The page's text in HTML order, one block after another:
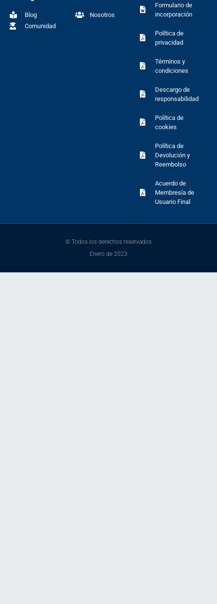
Blog
Comunidad
Nosotros
Formulario de
incorporación
Política de
privacidad
Términos y
condiciones
Descargo de
responsabilidad
Política de
cookies
Política de
Devolución y
Reembolso
Acuerdo de
Membresía de
Usuario Final
© Todos los derechos reservados
Enero de 2023